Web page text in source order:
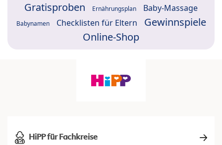
Gratisproben Ernährungsplan Baby-Massage
Babynamen Checklisten für Eltern
Gewinnspiele
Online-Shop
HiPP für Fachkreise